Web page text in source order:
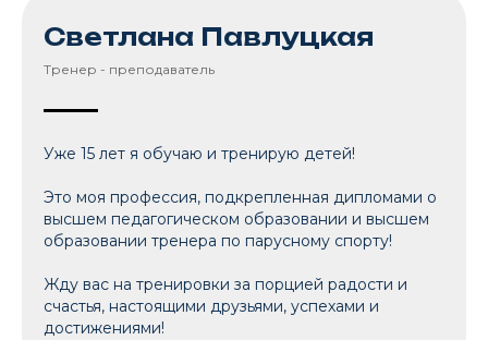
Светлана Павлуцкая
Тренер - преподаватель
Уже 15 лет я обучаю и тренирую детей!
Это моя профессия, подкрепленная дипломами о
высшем педагогическом образовании и высшем
образовании тренера по парусному спорту!
Жду вас на тренировки за порцией радости и
счастья, настоящими друзьями, успехами и
достижениями!